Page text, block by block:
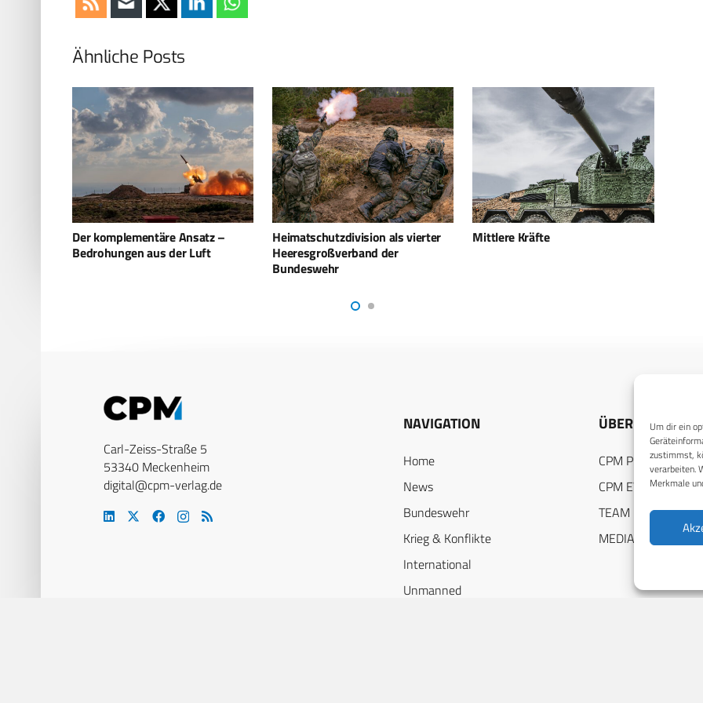
Um dir ein
zustimmst,
verarbeiten.
Merkmale
Ähnliche Posts
Heimatschutzdivision als vierter
Heeresgroßverband der
Mittlere Kräfte
Bundeswehr beendet Übung
Carl-Zeiss-Straße 5
53340 Meckenheim
digital@cpm-verlag.de
NAVIGATION
Home
News
Bundeswehr
Krieg & Konflikte
International
Unmanned
ÜBER UNS
CPM
CPM EVENTS
TEAM
MEDIADATEN